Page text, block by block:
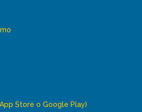
Store o Google Play)